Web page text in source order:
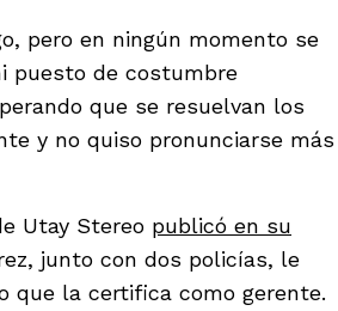
pero en ningún momento se
puesto de costumbre
que se resuelvan los
y no quiso pronunciarse más
Utay Stereo publicó en su
junto con dos policías, le
que la certifica como gerente.